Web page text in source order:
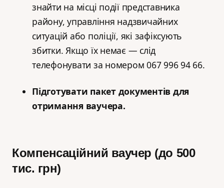
знайти на місці події представника
району, управління надзвичайних
ситуацій або поліції, які зафіксують
збитки. Якщо їх немає — слід
телефонувати за номером 067 996 94 66.
Підготувати пакет документів для
отримання ваучера.
Компенсаційний ваучер (до 500
тис. грн)